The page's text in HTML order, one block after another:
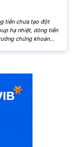
tiền chưa tạo đột
hạ nhiệt, dòng tiền
chứng khoán